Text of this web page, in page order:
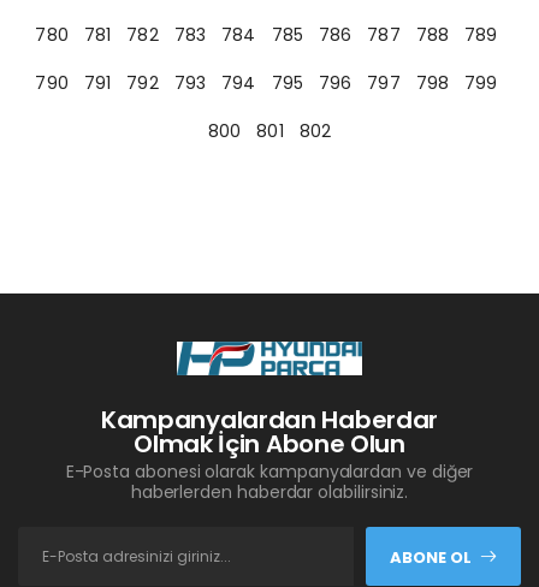
780
781 782 783 784 785 786 787 788
789
790
791 792 793 794 795 796 797 798
799
800
801 802
Kampanyalardan Haberdar
Olmak İçin Abone Olun
E-Posta abonesi olarak kampanyalardan ve diğer
haberlerden haberdar olabilirsiniz.
ABONE OL